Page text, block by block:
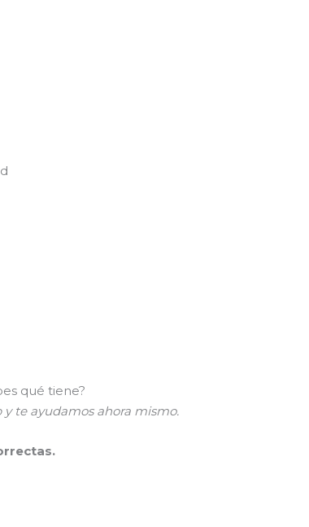
qué tiene?
te ayudamos ahora mismo.